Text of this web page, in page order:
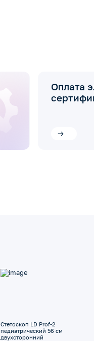
Оплата
Стетоскоп LD Prof-2
педиатрический 56 см
двухсторонний